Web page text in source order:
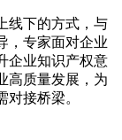
线下的方式，与
，专家面对企业
企业知识产权意
高质量发展，为
接桥梁。